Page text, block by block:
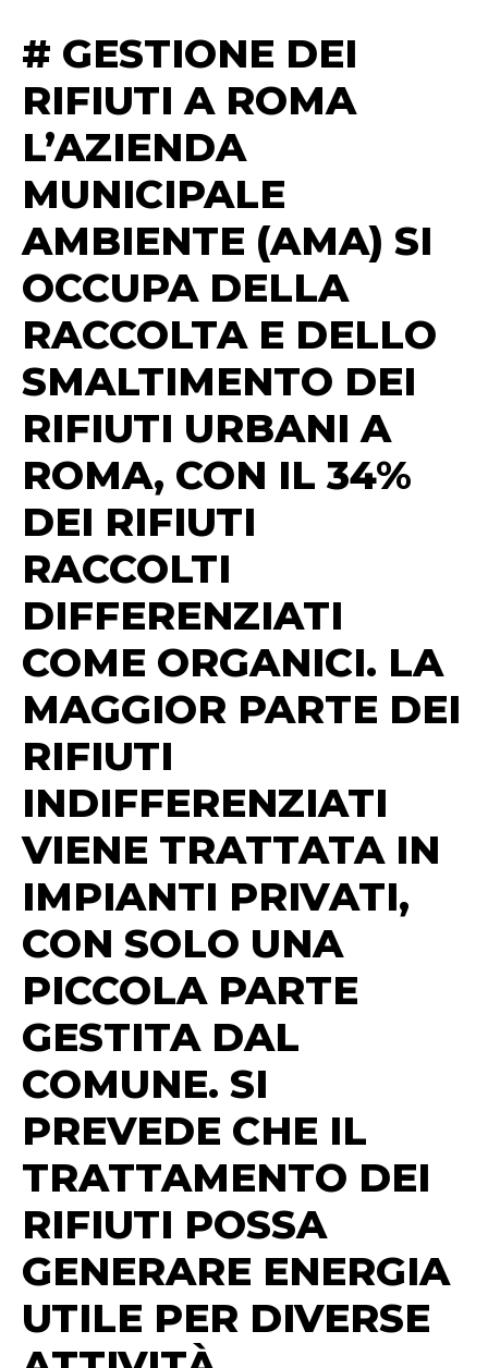
# GESTIONE DEI
RIFIUTI A ROMA
L’AZIENDA
MUNICIPALE
AMBIENTE (AMA) SI
OCCUPA DELLA
RACCOLTA E DELLO
SMALTIMENTO DEI
RIFIUTI URBANI A
ROMA, CON IL 34%
DEI RIFIUTI
RACCOLTI
DIFFERENZIATI
COME ORGANICI. LA
MAGGIOR PARTE DEI
RIFIUTI
INDIFFERENZIATI
VIENE TRATTATA IN
IMPIANTI PRIVATI,
CON SOLO UNA
PICCOLA PARTE
GESTITA DAL
COMUNE. SI
PREVEDE CHE IL
TRATTAMENTO DEI
RIFIUTI POSSA
GENERARE ENERGIA
UTILE PER DIVERSE